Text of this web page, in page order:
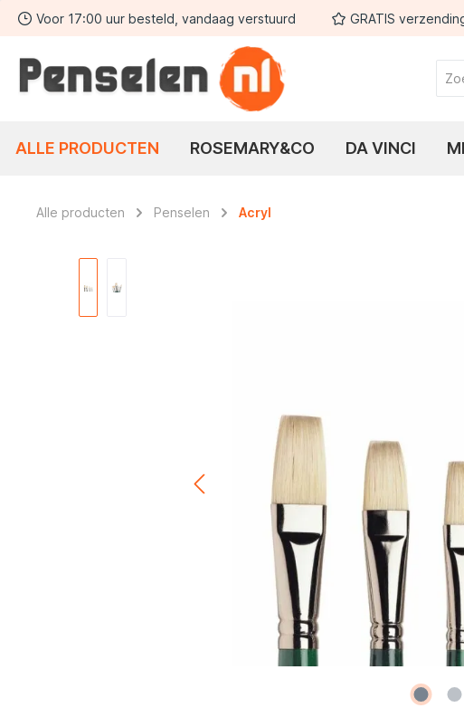
Ga naar de hoofdnavigatie
Voor 17:00 uur besteld, vandaag verstuurd GRATIS
ALLE PRODUCTEN ROSEMARY&CO DA VINCI
Alle producten Penselen Acryl